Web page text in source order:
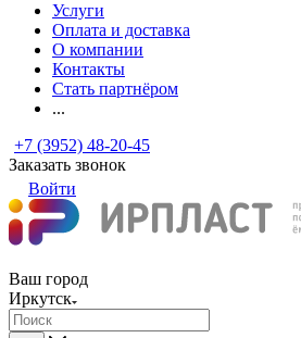
Услуги
Оплата и доставка
О компании
Контакты
Стать партнёром
...
+7 (3952) 48-20-45
Заказать звонок
Войти
Ваш город
Иркутск